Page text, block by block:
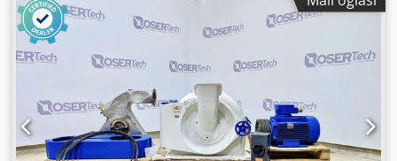
elastične i vlaknaste materijale te se primjenjuje u brojnim
područjima – od istraživanja materijala i farmacije, preko
geologije, do analize hrane i zaštite okoliša. Uzorke (do 10
mm veličine zrna) i kuglice za mljevenje stavite u mlinarske
čaše. One se umetnu i postavljaju na rashladne ploče.
Vibracijsko gibanje do 30 Hz usitnjava materijal udarom i
trenjem. Opcionalno hlađenje moguće je korištenjem
različitih medija (LN², voda itd.). Mogu se postići krajnje
finosti od 0,1 µm. Tipičan proces mljevenja traje između 30